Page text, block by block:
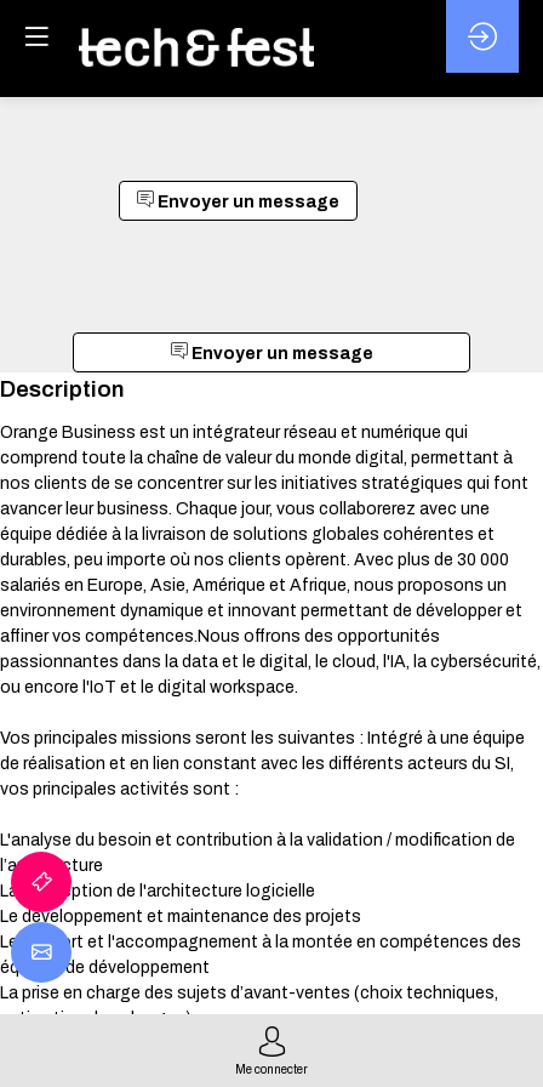
Envoyer un message
Envoyer un message
Description
Orange Business est un intégrateur réseau et numérique qui
comprend toute la chaîne de valeur du monde digital, permettant à
nos clients de se concentrer sur les initiatives stratégiques qui font
avancer leur business. Chaque jour, vous collaborerez avec une
équipe dédiée à la livraison de solutions globales cohérentes et
durables, peu importe où nos clients opèrent. Avec plus de 30 000
salariés en Europe, Asie, Amérique et Afrique, nous proposons un
environnement dynamique et innovant permettant de développer et
affiner vos compétences.Nous offrons des opportunités
passionnantes dans la data et le digital, le cloud, l'IA, la cybersécurité,
ou encore l'IoT et le digital workspace.
Vos principales missions seront les suivantes : Intégré à une équipe
de réalisation et en lien constant avec les différents acteurs du SI,
vos principales activités sont :
L'analyse du besoin et contribution à la validation / modification de
l’architecture
La conception de l'architecture logicielle
Le développement et maintenance des projets
Le support et l'accompagnement à la montée en compétences des
équipes de développement
La prise en charge des sujets d’avant-ventes (choix techniques,
estimation des charges)
La mise en place et maintien de l'intégration continue
Me connecter